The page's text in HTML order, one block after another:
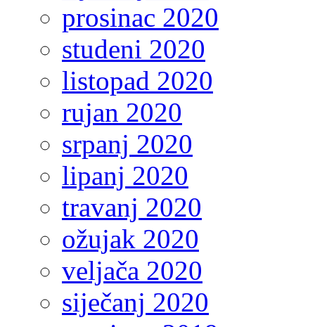
prosinac 2020
studeni 2020
listopad 2020
rujan 2020
srpanj 2020
lipanj 2020
travanj 2020
ožujak 2020
veljača 2020
siječanj 2020